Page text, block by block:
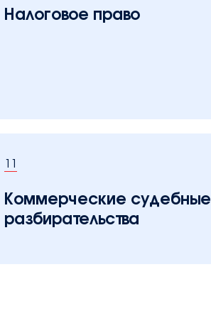
Налоговое право
11
Коммерческие судебные
разбирательства